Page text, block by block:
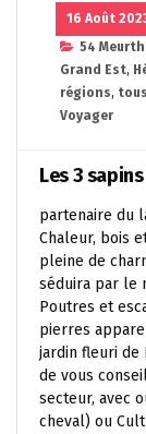
16 Août
54
Grand Est,
régions,
Voyager
Les 3
partenaire du
Chaleur, bois
pleine de
séduira par le
Poutres et
pierres
jardin fleuri de
de vous
secteur, avec
cheval) ou